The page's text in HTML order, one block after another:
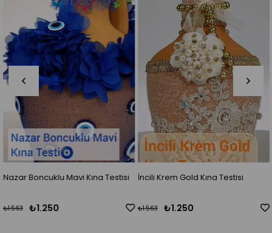
Nazar Boncuklu Mavi Kına Testisi
₺1.250
₺1.563
İncili Krem Gold Kına Testisi
₺1.250
₺1.563